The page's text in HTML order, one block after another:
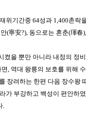
위기간중 64성과 1,400촌락
(寧安?), 동으로는 혼춘(琿春)
켰을 뿐만 아니라 내정의 정
, 역대 왕릉의 보호를 위해
장려하는 한편 다음 장수왕
가 부강하고 백성이 편안하
.